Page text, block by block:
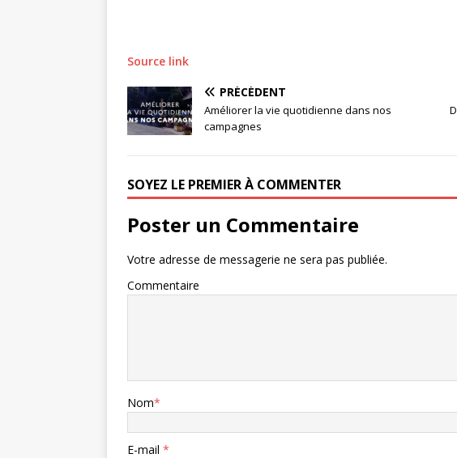
Source link
PRÉCÉDENT
Améliorer la vie quotidienne dans nos
campagnes
SOYEZ LE PREMIER À COMMENTER
Poster un Commentaire
Votre adresse de messagerie ne sera pas publiée.
Commentaire
Nom*
E-mail *